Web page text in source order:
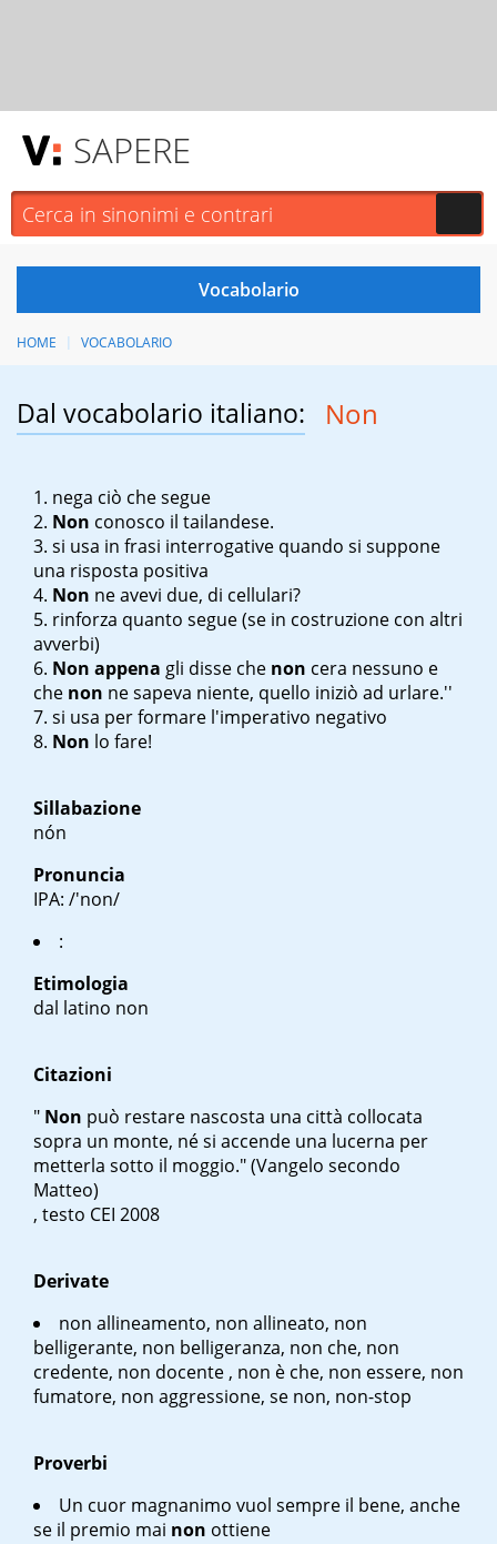
SAPERE
HOME VOCABOLARIO
Dal vocabolario italiano: Non
nega ciò che segue
Non conosco il tailandese.
si usa in frasi interrogative quando si suppone
una risposta positiva
Non ne avevi due, di cellulari?
rinforza quanto segue (se in costruzione con altri
avverbi)
Non appena gli disse che non cera nessuno e
che non ne sapeva niente, quello iniziò ad urlare.''
si usa per formare l'imperativo negativo
Non lo fare!
Sillabazione
nón
Pronuncia
IPA: /'non/
:
Etimologia
dal latino non
Citazioni
" Non può restare nascosta una città collocata
sopra un monte, né si accende una lucerna per
metterla sotto il moggio." (Vangelo secondo
Matteo)
, testo CEI 2008
Derivate
non allineamento, non allineato, non
belligerante, non belligeranza, non che, non
credente, non docente , non è che, non essere, non
fumatore, non aggressione, se non, non-stop
Proverbi
Un cuor magnanimo vuol sempre il bene, anche
se il premio mai non ottiene